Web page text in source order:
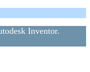
Inventor.